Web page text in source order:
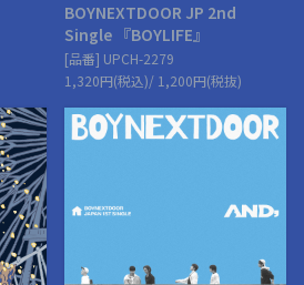
BOYNEXTDOOR JP 2nd
Single 『BOYLIFE』
[品番] UPCH-2279
1,320円(税込)/ 1,200円(税抜)